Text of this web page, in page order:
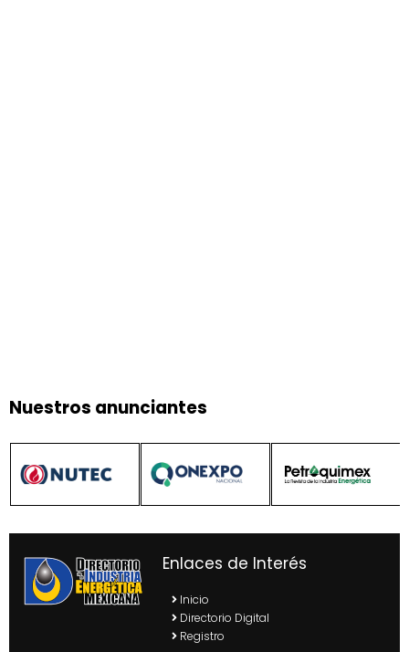
Nuestros anunciantes
Enlaces de Interés
Inicio
Directorio Digital
Registro